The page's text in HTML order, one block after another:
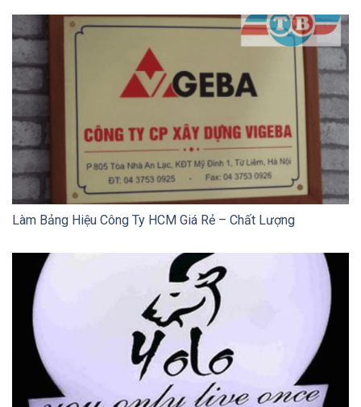
Làm Bảng Hiệu Công Ty HCM Giá Rẻ – Chất Lượng